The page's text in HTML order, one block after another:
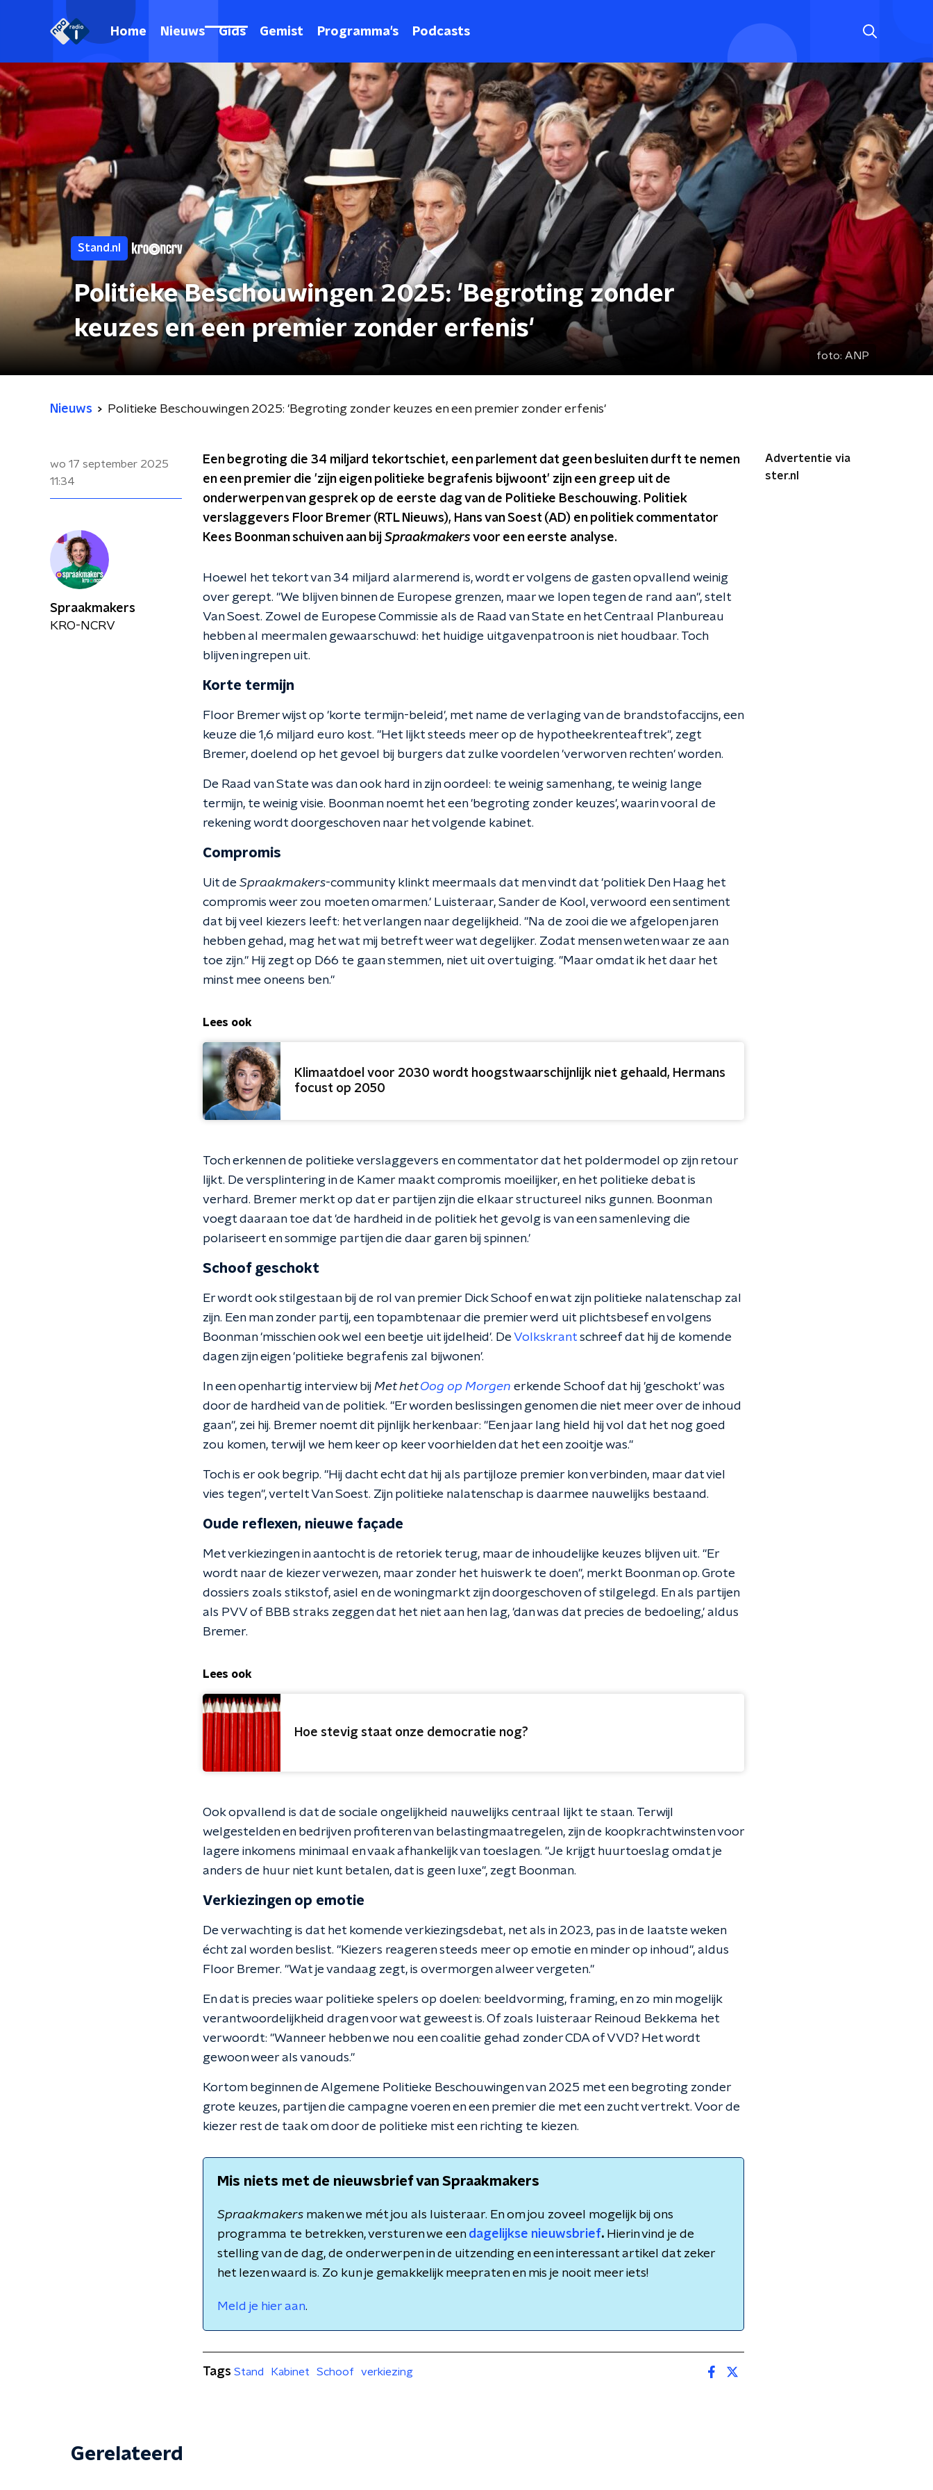
Home Nieuws Gids Gemist Programma's Podcasts
Stand.nl
Politieke Beschouwingen 2025: 'Begroting zonder
keuzes en een premier zonder erfenis'
foto: ANP
Nieuws Politieke Beschouwingen 2025: 'Begroting zonder keuzes en een premier zonder erfenis'
wo 17 september 2025
11:34
Een begroting die 34 miljard tekortschiet, een parlement dat geen besluiten durft te nemen
en een premier die 'zijn eigen politieke begrafenis bijwoont' zijn een greep uit de
onderwerpen van gesprek op de eerste dag van de Politieke Beschouwing. Politiek
verslaggevers Floor Bremer (RTL Nieuws), Hans van Soest (AD) en politiek commentator
Kees Boonman schuiven aan bij Spraakmakers voor een eerste analyse.
Hoewel het tekort van 34 miljard alarmerend is, wordt er volgens de gasten opvallend weinig
over gerept. "We blijven binnen de Europese grenzen, maar we lopen tegen de rand aan", stelt
Van Soest. Zowel de Europese Commissie als de Raad van State en het Centraal Planbureau
hebben al meermalen gewaarschuwd: het huidige uitgavenpatroon is niet houdbaar. Toch
blijven ingrepen uit.
Korte termijn
Floor Bremer wijst op 'korte termijn-beleid', met name de verlaging van de brandstofaccijns, een
keuze die 1,6 miljard euro kost. "Het lijkt steeds meer op de hypotheekrenteaftrek", zegt
Bremer, doelend op het gevoel bij burgers dat zulke voordelen 'verworven rechten' worden.
De Raad van State was dan ook hard in zijn oordeel: te weinig samenhang, te weinig lange
termijn, te weinig visie. Boonman noemt het een 'begroting zonder keuzes', waarin vooral de
rekening wordt doorgeschoven naar het volgende kabinet.
Compromis
Uit de Spraakmakers-community klinkt meermaals dat men vindt dat 'politiek Den Haag het
compromis weer zou moeten omarmen.' Luisteraar, Sander de Kool, verwoord een sentiment
dat bij veel kiezers leeft: het verlangen naar degelijkheid. "Na de zooi die we afgelopen jaren
hebben gehad, mag het wat mij betreft weer wat degelijker. Zodat mensen weten waar ze aan
toe zijn." Hij zegt op D66 te gaan stemmen, niet uit overtuiging. "Maar omdat ik het daar het
minst mee oneens ben."
Lees ook
Klimaatdoel voor 2030 wordt hoogstwaarschijnlijk niet gehaald, Hermans
focust op 2050
Toch erkennen de politieke verslaggevers en commentator dat het poldermodel op zijn retour
lijkt. De versplintering in de Kamer maakt compromis moeilijker, en het politieke debat is
verhard. Bremer merkt op dat er partijen zijn die elkaar structureel niks gunnen. Boonman
voegt daaraan toe dat 'de hardheid in de politiek het gevolg is van een samenleving die
polariseert en sommige partijen die daar garen bij spinnen.'
Schoof geschokt
Er wordt ook stilgestaan bij de rol van premier Dick Schoof en wat zijn politieke nalatenschap zal
zijn. Een man zonder partij, een topambtenaar die premier werd uit plichtsbesef en volgens
Boonman 'misschien ook wel een beetje uit ijdelheid'. DeVolkskrant schreef dat hij de komende
dagen zijn eigen 'politieke begrafenis zal bijwonen'.
In een openhartig interview bij Met hetOog op Morgen erkende Schoof dat hij 'geschokt' was
door de hardheid van de politiek. "Er worden beslissingen genomen die niet meer over de inhoud
gaan", zei hij. Bremer noemt dit pijnlijk herkenbaar: "Een jaar lang hield hij vol dat het nog goed
zou komen, terwijl we hem keer op keer voorhielden dat het een zooitje was."
Toch is er ook begrip. "Hij dacht echt dat hij als partijloze premier kon verbinden, maar dat viel
vies tegen", vertelt Van Soest. Zijn politieke nalatenschap is daarmee nauwelijks bestaand.
Oude reflexen, nieuwe façade
Met verkiezingen in aantocht is de retoriek terug, maar de inhoudelijke keuzes blijven uit. "Er
wordt naar de kiezer verwezen, maar zonder het huiswerk te doen", merkt Boonman op. Grote
dossiers zoals stikstof, asiel en de woningmarkt zijn doorgeschoven of stilgelegd. En als partijen
als PVV of BBB straks zeggen dat het niet aan hen lag, 'dan was dat precies de bedoeling,' aldus
Bremer.
Lees ook
Hoe stevig staat onze democratie nog?
Ook opvallend is dat de sociale ongelijkheid nauwelijks centraal lijkt te staan. Terwijl
welgestelden en bedrijven profiteren van belastingmaatregelen, zijn de koopkrachtwinsten voor
lagere inkomens minimaal en vaak afhankelijk van toeslagen. "Je krijgt huurtoeslag omdat je
anders de huur niet kunt betalen, dat is geen luxe", zegt Boonman.
Verkiezingen op emotie
De verwachting is dat het komende verkiezingsdebat, net als in 2023, pas in de laatste weken
écht zal worden beslist. "Kiezers reageren steeds meer op emotie en minder op inhoud", aldus
Floor Bremer. "Wat je vandaag zegt, is overmorgen alweer vergeten."
En dat is precies waar politieke spelers op doelen: beeldvorming, framing, en zo min mogelijk
verantwoordelijkheid dragen voor wat geweest is. Of zoals luisteraar Reinoud Bekkema het
verwoordt: "Wanneer hebben we nou een coalitie gehad zonder CDA of VVD? Het wordt
gewoon weer als vanouds."
Kortom beginnen de Algemene Politieke Beschouwingen van 2025 met een begroting zonder
grote keuzes, partijen die campagne voeren en een premier die met een zucht vertrekt. Voor de
kiezer rest de taak om door de politieke mist een richting te kiezen.
Mis niets met de nieuwsbrief van Spraakmakers
Spraakmakers maken we mét jou als luisteraar. En om jou zoveel mogelijk bij ons
programma te betrekken, versturen we een dagelijkse nieuwsbrief. Hierin vind je de
stelling van de dag, de onderwerpen in de uitzending en een interessant artikel dat zeker
het lezen waard is. Zo kun je gemakkelijk meepraten en mis je nooit meer iets!
Meld je hier aan.
Advertentie via
ster.nl
Spraakmakers
KRO-NCRV
Tags Stand Kabinet Schoof verkiezing
Gerelateerd